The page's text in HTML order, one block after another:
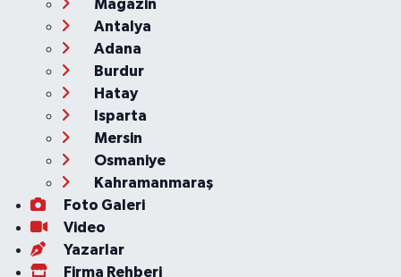
Magazin
Antalya
Adana
Burdur
Hatay
Isparta
Mersin
Osmaniye
Kahramanmaraş
Foto Galeri
Video
Yazarlar
Firma Rehberi